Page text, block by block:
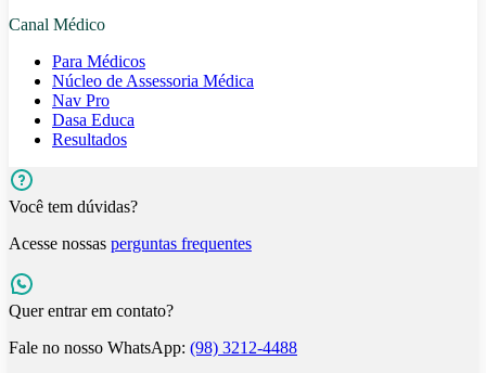
Canal Médico
Para Médicos
Núcleo de Assessoria Médica
Nav Pro
Dasa Educa
Resultados
Você tem dúvidas?
Acesse nossas perguntas frequentes
Quer entrar em contato?
Fale no nosso WhatsApp: (98) 3212-4488